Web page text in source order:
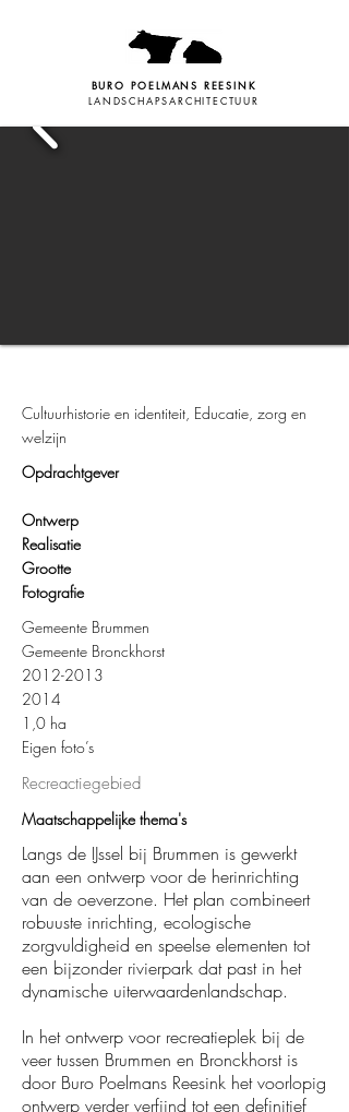
BURO POELMANS REESINK
LANDSCHAPSARCHITECTUUR
Cultuurhistorie en identiteit, Educatie, zorg en
welzijn
Opdrachtgever
Ontwerp
Realisatie
Grootte
Fotografie
Gemeente Brummen
Gemeente Bronckhorst
2012-2013
2014
1,0 ha
Eigen foto’s
Recreactiegebied
Maatschappelijke thema's
Langs de IJssel bij Brummen is gewerkt
aan een ontwerp voor de herinrichting
van de oeverzone. Het plan combineert
robuuste inrichting, ecologische
zorgvuldigheid en speelse elementen tot
een bijzonder rivierpark dat past in het
dynamische uiterwaardenlandschap.
In het ontwerp voor recreatieplek bij de
veer tussen Brummen en Bronckhorst is
door Buro Poelmans Reesink het voorlopig
ontwerp verder verfijnd tot een definitief